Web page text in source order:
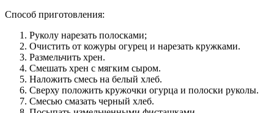
Способ приготовления:
Руколу нарезать полосками;
Очистить от кожуры огурец и нарезать кружками.
Размельчить хрен.
Смешать хрен с мягким сыром.
Наложить смесь на белый хлеб.
Сверху положить кружочки огурца и полоски руколы.
Смесью смазать черный хлеб.